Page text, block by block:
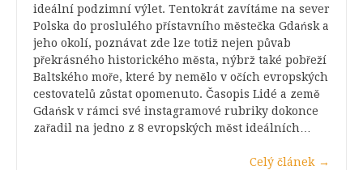
ideální podzimní výlet. Tentokrát zavítáme na sever
Polska do proslulého přístavního městečka Gdańsk a
jeho okolí, poznávat zde lze totiž nejen půvab
překrásného historického města, nýbrž také pobřeží
Baltského moře, které by nemělo v očích evropských
cestovatelů zůstat opomenuto. Časopis Lidé a země
Gdańsk v rámci své instagramové rubriky dokonce
zařadil na jedno z 8 evropských měst ideálních…
Celý článek →